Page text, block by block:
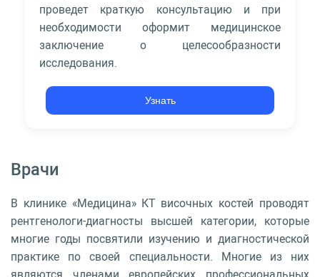
проведет краткую консультацию и при
необходимости оформит медицинское
заключение о целесообразности
исследования.
Узнать
Врачи
В клинике «Медицина» КТ височных костей проводят
рентгенологи-диагносты высшей категории, которые
многие годы посвятили изучению и диагностической
практике по своей специальности. Многие из них